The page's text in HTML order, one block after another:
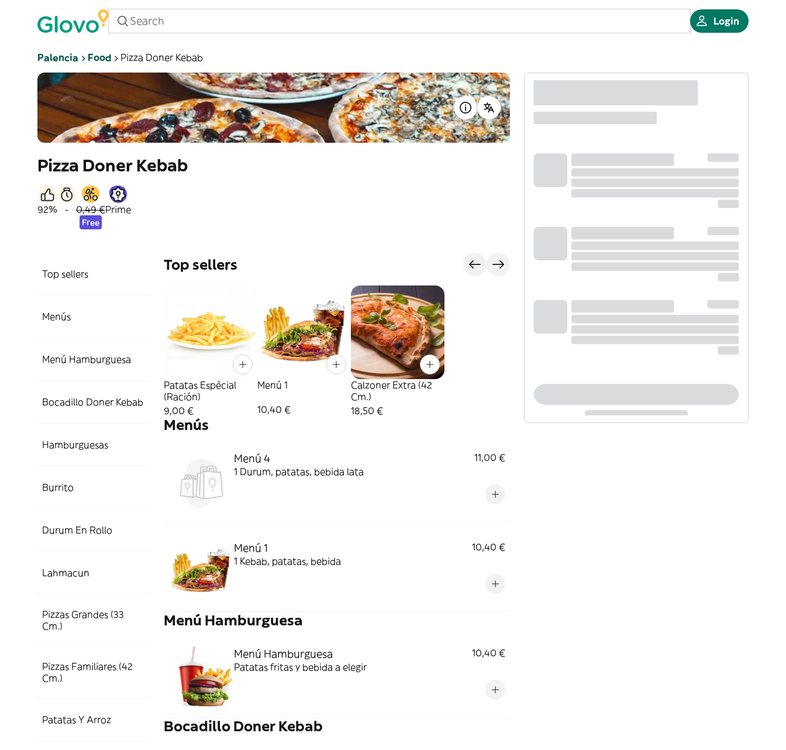
Login
Palencia Food Pizza Doner Kebab
Pizza Doner Kebab
92% - 0,49 €
Free
Prime
Top sellers
Menús
Menú Hamburguesa
Bocadillo Doner Kebab
Hamburguesas
Burrito
Durum En Rollo
Lahmacun
Pizzas Grandes (33
Cm.)
Pizzas Familiares (42
Cm.)
Patatas Y Arroz
Top sellers
Patatas Espècial
(Ración)
9,00 €
Menú 1
10,40 €
Calzoner Extra (42
Cm.)
18,50 €
Menús
Menú 4
11,00 €
1 Durum, patatas, bebida lata
Menú 1
10,40 €
1 Kebab, patatas, bebida
Menú Hamburguesa
Menú Hamburguesa
10,40 €
Patatas fritas y bebida a elegir
Bocadillo Doner Kebab